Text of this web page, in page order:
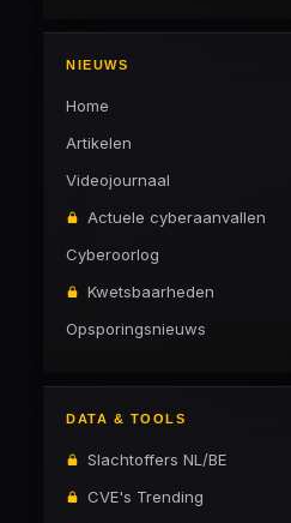
NIEUWS
Home
Artikelen
Videojournaal
Actuele cyberaanvallen
Cyberoorlog
Kwetsbaarheden
Opsporingsnieuws
DATA & TOOLS
Slachtoffers NL/BE
CVE's Trending